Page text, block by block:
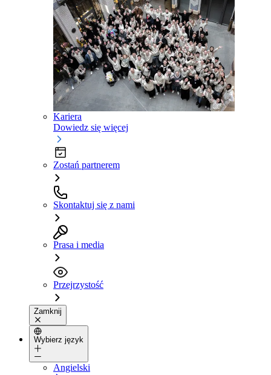
Kariera
Dowiedz się więcej
Zostań partnerem
Skontaktuj się z nami
Prasa i media
Przejrzystość
Zamknij
Wybierz język
Angielski